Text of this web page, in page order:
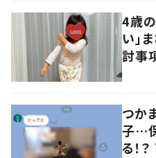
4歳
い」
討事
つか
子…
る！